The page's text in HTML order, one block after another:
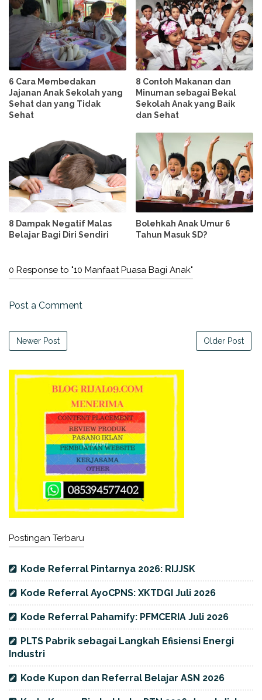
6 Cara Membedakan
Jajanan Anak Sekolah yang
Sehat dan yang Tidak
Sehat
8 Contoh Makanan dan
Minuman sebagai Bekal
Sekolah Anak yang Baik
dan Sehat
8 Dampak Negatif Malas
Belajar Bagi Diri Sendiri
Bolehkah Anak Umur 6
Tahun Masuk SD?
0 Response to "10 Manfaat Puasa Bagi Anak"
Post a Comment
Newer Post Older Post
Postingan Terbaru
Kode Referral Pintarnya 2026: RIJJSK
Kode Referral AyoCPNS: XKTDGI Juli 2026
Kode Referral Pahamify: PFMCERIA Juli 2026
PLTS Pabrik sebagai Langkah Efisiensi Energi
Industri
Kode Kupon dan Referral Belajar ASN 2026